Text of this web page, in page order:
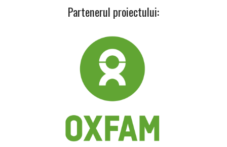
Partenerul proiectului: